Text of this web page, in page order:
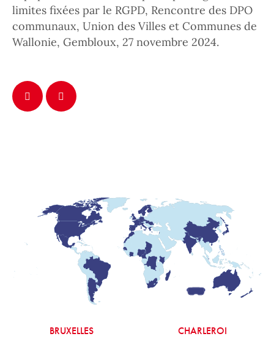
limites fixées par le RGPD, Rencontre des DPO
communaux, Union des Villes et Communes de
Wallonie, Gembloux, 27 novembre 2024.
BRUXELLES CHARLEROI